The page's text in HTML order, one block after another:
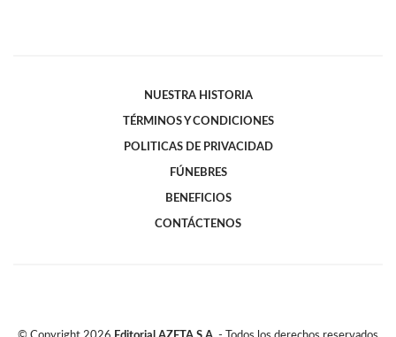
NUESTRA HISTORIA
TÉRMINOS Y CONDICIONES
POLITICAS DE PRIVACIDAD
FÚNEBRES
BENEFICIOS
CONTÁCTENOS
© Copyright 2026 Editorial AZETA S.A. - Todos los derechos reservados